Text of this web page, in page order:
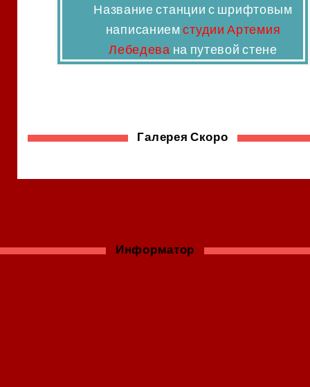
Название станции с шрифтовым
написаниемстудии Артемия
Лебедева на путевой стене
Галерея Скоро
Информатор